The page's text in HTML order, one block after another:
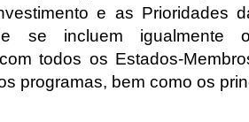
e as Prioridades
se incluem igualmente
todos os Estados-
programas, bem como os